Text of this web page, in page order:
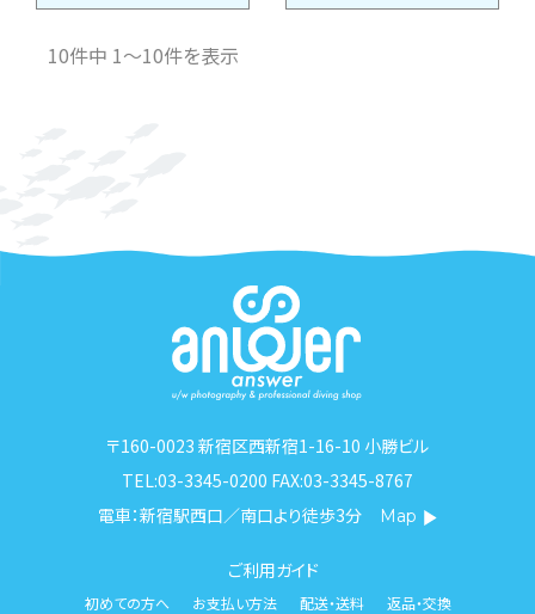
10件中 1〜10件を表示
〒160-0023 新宿区西新宿1-16-10 小勝ビル
TEL:03-3345-0200 FAX:03-3345-8767
電車：新宿駅西口／南口より徒歩3分
Map
ご利用ガイド
初めての方へ お支払い方法 配送・送料 返品・交換